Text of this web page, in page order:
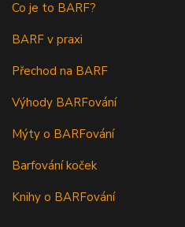
Co je to BARF?
BARF v praxi
Přechod na BARF
Výhody BARFování
Mýty o BARFování
Barfování koček
Knihy o BARFování